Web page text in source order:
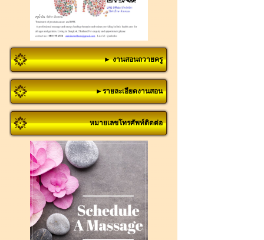
► งานสอนถวายครู
►รายละเอียดงานสอน
หมายเลขโทรศัพท์ติดต่อ